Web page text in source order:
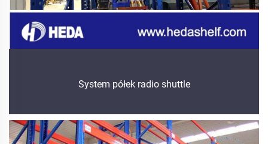
System półek radio shuttle